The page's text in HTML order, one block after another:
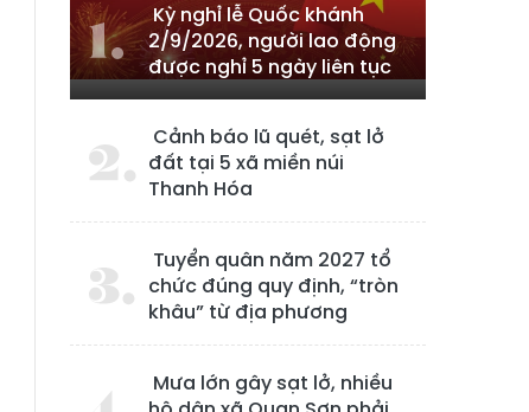
Kỳ nghỉ lễ Quốc khánh
2/9/2026, người lao động
được nghỉ 5 ngày liên tục
Cảnh báo lũ quét, sạt lở
đất tại 5 xã miền núi
Thanh Hóa
Tuyển quân năm 2027 tổ
chức đúng quy định, “tròn
khâu” từ địa phương
Mưa lớn gây sạt lở, nhiều